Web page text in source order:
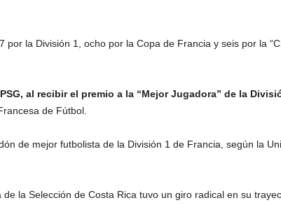
por la División 1, ocho por la Copa de Francia y seis por la
al recibir el premio a la “Mejor Jugadora” de la
de Fútbol.
de mejor futbolista de la División 1 de Francia, según la
de la Selección de Costa Rica tuvo un giro radical en su